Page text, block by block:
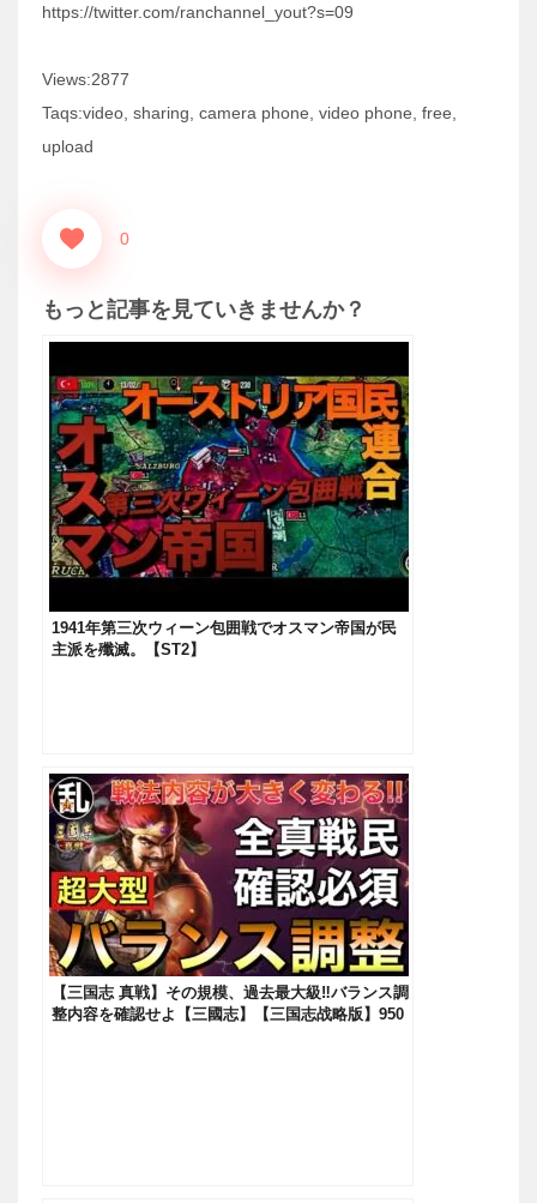
https://twitter.com/ranchannel_yout?s=09
Views:2877
Taqs:video, sharing, camera phone, video phone, free,
upload
0
もっと記事を見ていきませんか？
1941年第三次ウィーン包囲戦でオスマン帝国が民
主派を殲滅。【ST2】
【三国志 真戦】その規模、過去最大級‼バランス調
整内容を確認せよ【三國志】【三国志战略版】950